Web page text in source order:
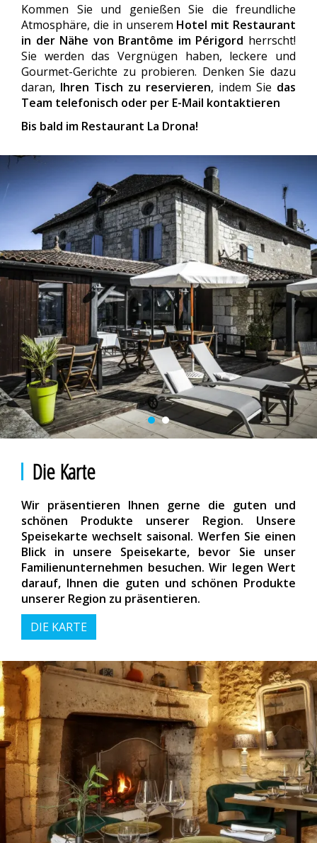
Kommen Sie und genießen Sie die freundliche
Atmosphäre, die in unserem Hotel mit Restaurant
in der Nähe von Brantôme im Périgord herrscht!
Sie werden das Vergnügen haben, leckere und
Gourmet-Gerichte zu probieren. Denken Sie dazu
daran, Ihren Tisch zu reservieren, indem Sie das
Team telefonisch oder per E-Mail kontaktieren
Bis bald im Restaurant La Drona!
Die Karte
Wir präsentieren Ihnen gerne die guten und
schönen Produkte unserer Region. Unsere
Speisekarte wechselt saisonal. Werfen Sie einen
Blick in unsere Speisekarte, bevor Sie unser
Familienunternehmen besuchen. Wir legen Wert
darauf, Ihnen die guten und schönen Produkte
unserer Region zu präsentieren.
DIE KARTE